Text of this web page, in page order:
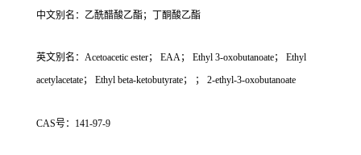
中文别名：乙酰醋酸乙酯；丁酮酸乙酯
英文别名：Acetoacetic ester； EAA； Ethyl 3-oxobutanoate； Ethyl
acetylacetate； Ethyl beta-ketobutyrate； ； 2-ethyl-3-oxobutanoate
CAS号：141-97-9